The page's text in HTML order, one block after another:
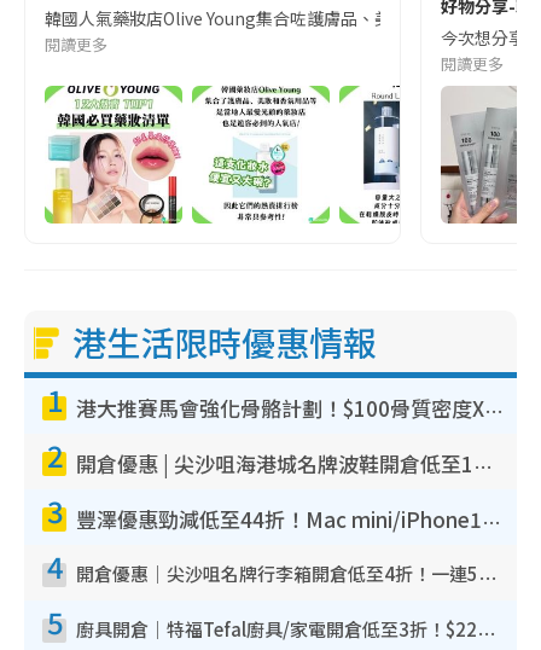
韓國人氣藥妝店Olive Young集合咗護膚品、美妝同香氛用品等等
閱讀更多
好物分享-韓
今次想分享
閱讀更多
港生活限時優惠情報
1 港大推賽馬會強化骨骼計劃！$100骨質密度X光檢查 完成免費運動訓練送超市禮券！附參加資格
2 開倉優惠 | 尖沙咀海港城名牌波鞋開倉低至1折！On鞋$899起／Joy&Peace鞋履$98起
3 豐澤優惠勁減低至44折！Mac mini/iPhone17Pro大減價！廚房家電$220起
4 開倉優惠｜尖沙咀名牌行李箱開倉低至4折！一連5日 American Tourister/ace./Hallmark $200起！
5 廚具開倉｜特福Tefal廚具/家電開倉低至3折！$220起買平底鍋/炒鑊/湯煲！電飯煲/吸塵機/燙斗$418起